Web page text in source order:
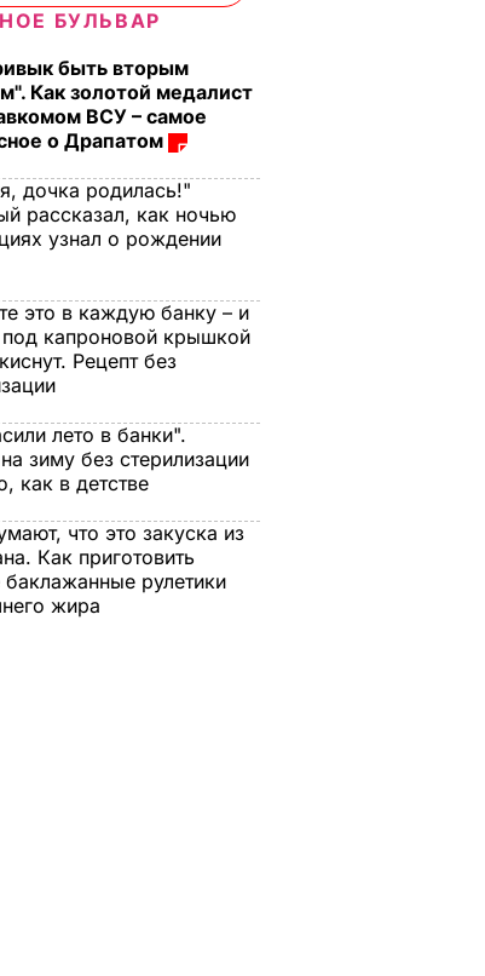
БУЛЬВАР
быть вторым
Как золотой медалист
ВСУ – самое
о Драпатом
дочка родилась!"
рассказал, как ночью
узнал о рождении
это в каждую банку – и
капроновой крышкой
Рецепт без
лето в банки".
зиму без стерилизации
как в детстве
что это закуска из
Как приготовить
рулетики
жира